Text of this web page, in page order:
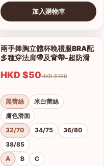
加入購物車
1/12
查看圖片
兩手捧胸立體杯晚禮服BRA配
多種穿法肩帶及背帶-超防滑
HKD $50 HKD $168
黑蕾絲
米白蕾絲
膚色滑面
32/70
34/75
36/80
38/85
A
B C